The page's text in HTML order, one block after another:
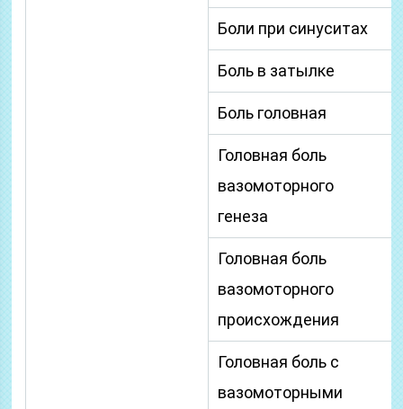
Боли при синуситах
Боль в затылке
Боль головная
Головная боль
вазомоторного
генеза
Головная боль
вазомоторного
происхождения
Головная боль с
вазомоторными